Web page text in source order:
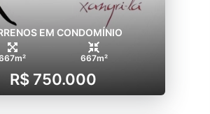
EM CONDOMÍNIO
667m²
R$ 750.000